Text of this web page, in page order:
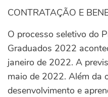
CONTRATAÇÃO E
O processo seletivo do
Graduados 2022
janeiro de 2022. A
maio de 2022. Além da
desenvolvimento e